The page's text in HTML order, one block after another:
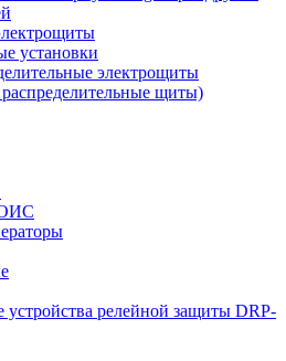
установки
электрощиты
щиты)
релейной защиты DRP-